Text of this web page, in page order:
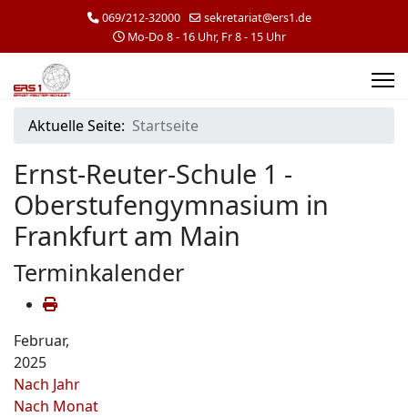
069/212-32000
sekretariat@ers1.de
Mo-Do 8 - 16 Uhr, Fr 8 - 15 Uhr
Aktuelle Seite: Startseite
Ernst-Reuter-Schule 1 -
Oberstufengymnasium in
Frankfurt am Main
Terminkalender
Februar,
2025
Nach Jahr
Nach Monat